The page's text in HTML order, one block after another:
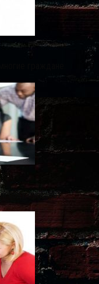
году ожидает